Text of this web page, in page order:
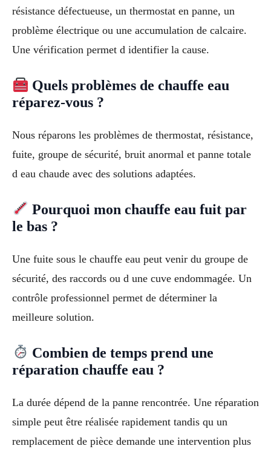
résistance défectueuse, un thermostat en panne, un
problème électrique ou une accumulation de calcaire.
Une vérification permet d identifier la cause.
Quels problèmes de chauffe eau
réparez-vous ?
Nous réparons les problèmes de thermostat, résistance,
fuite, groupe de sécurité, bruit anormal et panne totale
d eau chaude avec des solutions adaptées.
Pourquoi mon chauffe eau fuit par
le bas ?
Une fuite sous le chauffe eau peut venir du groupe de
sécurité, des raccords ou d une cuve endommagée. Un
contrôle professionnel permet de déterminer la
meilleure solution.
Combien de temps prend une
réparation chauffe eau ?
La durée dépend de la panne rencontrée. Une réparation
simple peut être réalisée rapidement tandis qu un
remplacement de pièce demande une intervention plus